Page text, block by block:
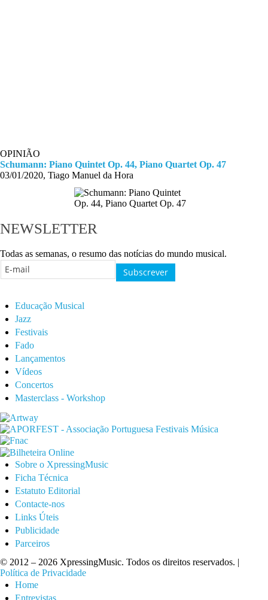
OPINIÃO
Schumann: Piano Quintet Op. 44, Piano Quartet Op. 47
03/01/2020, Tiago Manuel da Hora
NEWSLETTER
Todas as semanas, o resumo das notícias do mundo musical.
Educação Musical
Jazz
Festivais
Fado
Lançamentos
Vídeos
Concertos
Masterclass - Workshop
Sobre o XpressingMusic
Ficha Técnica
Estatuto Editorial
Contacte-nos
Links Úteis
Publicidade
Parceiros
© 2012 – 2026 XpressingMusic. Todos os direitos reservados. |
Política de Privacidade
Home
Entrevistas